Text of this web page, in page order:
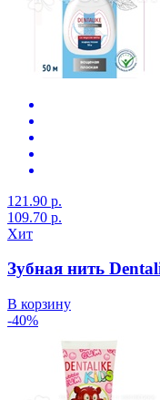
121.90 р.
109.70 р.
Хит
Зубная нить
В корзину
-40%